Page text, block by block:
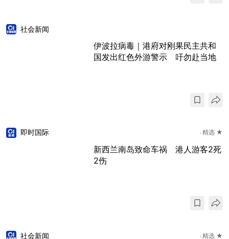
社会新闻
伊波拉病毒｜港府对刚果民主共和
国发出红色外游警示 吁勿赴当地
即时国际 精选 ★
新西兰南岛致命车祸 港人游客2死
2伤
社会新闻 精选 ★